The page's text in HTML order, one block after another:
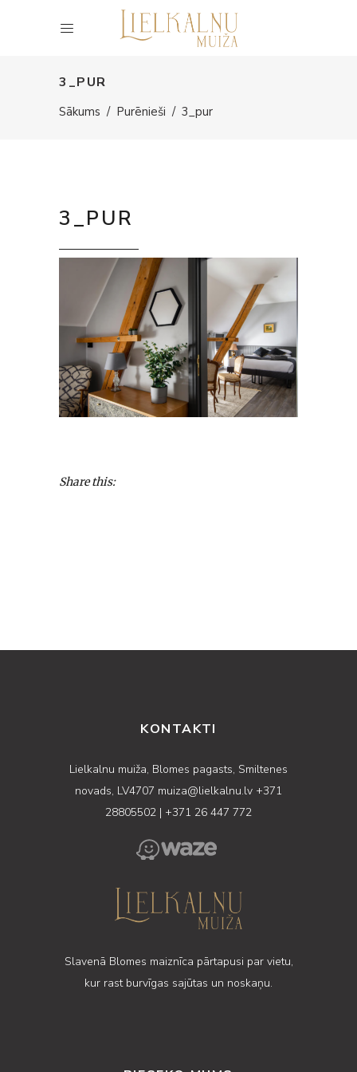
3_PUR
Sākums / Purēnieši / 3_pur
3_PUR
Share this:
KONTAKTI
Lielkalnu muiža, Blomes pagasts, Smiltenes
novads, LV4707 muiza@lielkalnu.lv +371
28805502 | +371 26 447 772
Slavenā Blomes maiznīca pārtapusi par vietu,
kur rast burvīgas sajūtas un noskaņu.